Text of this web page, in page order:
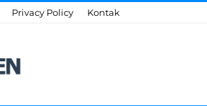
Privacy Policy Kontak